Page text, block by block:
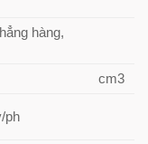
hàng,
cm3
ph